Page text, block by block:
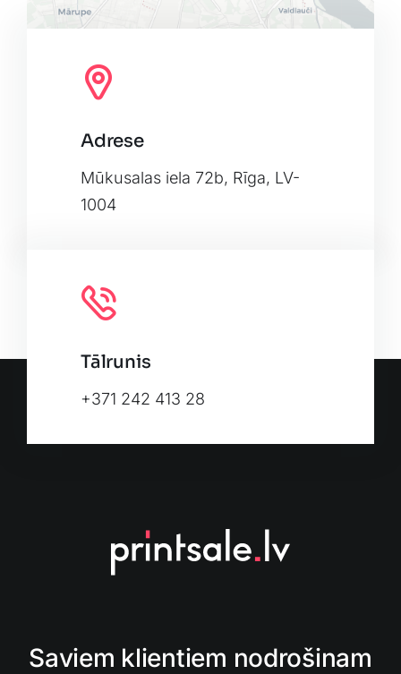
OpenStreetMap, under ODbL.
Adrese
Mūkusalas iela 72b, Rīga, LV-
1004
Tālrunis
+371 242 413 28
Saviem klientiem nodrošinam